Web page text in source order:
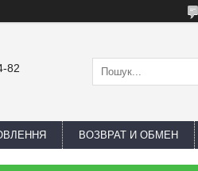
82
ВОЗВРАТ И ОБМЕН